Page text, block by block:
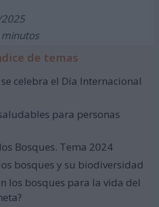
de temas
celebra el Día Internacional
para personas
Bosques. Tema 2024
bosques y su biodiversidad
los bosques para la vida del